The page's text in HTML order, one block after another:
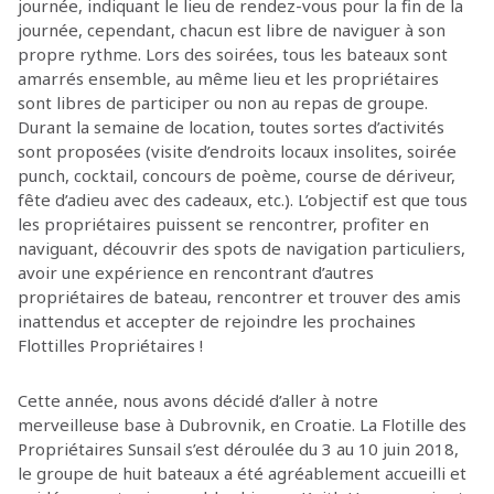
journée, indiquant le lieu de rendez-vous pour la fin de la
journée, cependant, chacun est libre de naviguer à son
propre rythme. Lors des soirées, tous les bateaux sont
amarrés ensemble, au même lieu et les propriétaires
sont libres de participer ou non au repas de groupe.
Durant la semaine de location, toutes sortes d’activités
sont proposées (visite d’endroits locaux insolites, soirée
punch, cocktail, concours de poème, course de dériveur,
fête d’adieu avec des cadeaux, etc.). L’objectif est que tous
les propriétaires puissent se rencontrer, profiter en
naviguant, découvrir des spots de navigation particuliers,
avoir une expérience en rencontrant d’autres
propriétaires de bateau, rencontrer et trouver des amis
inattendus et accepter de rejoindre les prochaines
Flottilles Propriétaires !
Cette année, nous avons décidé d’aller à notre
merveilleuse base à Dubrovnik, en Croatie. La Flotille des
Propriétaires Sunsail s’est déroulée du 3 au 10 juin 2018,
le groupe de huit bateaux a été agréablement accueilli et